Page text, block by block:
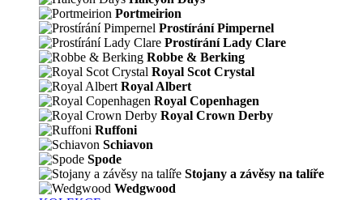
Portmeirion
Prostírání Pimpernel
Prostírání Lady Clare
Robbe & Berking
Royal Scot Crystal
Royal Albert
Royal Copenhagen
Royal Crown Derby
Ruffoni
Schiavon
Spode
Stojany a závěsy na talíře
Wedgwood